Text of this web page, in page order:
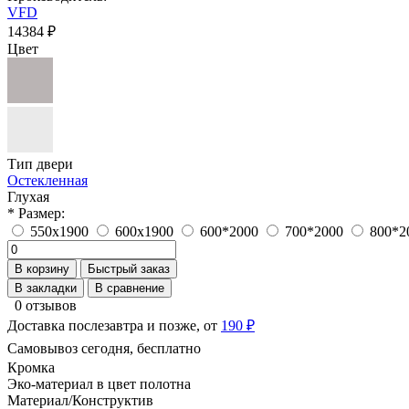
VFD
14384 ₽
Цвет
Тип двери
Остекленная
Глухая
* Размер:
550x1900
600x1900 600*2000 700*2000
В корзину
Быстрый заказ
В закладки
В сравнение
0 отзывов
Доставка послезавтра и позже, от 190 ₽
Самовывоз сегодня, бесплатно
Кромка
Эко-материал в цвет полотна
Материал/Конструктив